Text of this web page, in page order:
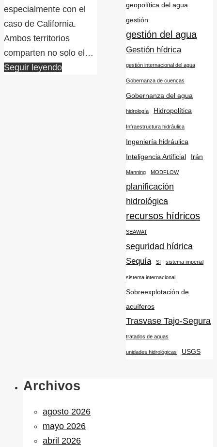
especialmente con el
caso de California.
Ambos territorios
comparten no solo el…
Seguir leyendo
geopolítica del agua
gestión
gestión del agua
Gestión hídrica
gestión internacional del agua
Gobernanza de cuencas
Gobernanza del agua
hidrología Hidropolítica
Infraestructura hidráulica
Ingeniería hidráulica
Inteligencia Artificial
Irán
Manning MODFLOW
planificación
hidrológica
recursos hídricos
SEAWAT
seguridad hídrica
Sequía SI sistema imperial
sistema internacional
Sobreexplotación de
acuíferos
Trasvase Tajo-Segura
tratados de aguas
unidades hidrológicas USGS
Archivos
agosto 2026
mayo 2026
abril 2026